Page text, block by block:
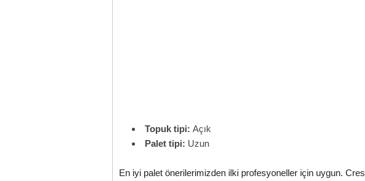
Topuk tipi: Açık
Palet tipi: Uzun
En iyi palet önerilerimizden ilki profesyoneller için uygun.